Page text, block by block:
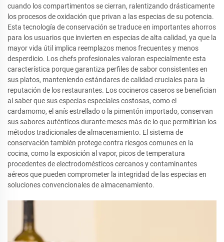
cuando los compartimentos se cierran, ralentizando drásticamente
los procesos de oxidación que privan a las especias de su potencia.
Esta tecnología de conservación se traduce en importantes ahorros
para los usuarios que invierten en especias de alta calidad, ya que la
mayor vida útil implica reemplazos menos frecuentes y menos
desperdicio. Los chefs profesionales valoran especialmente esta
característica porque garantiza perfiles de sabor consistentes en
sus platos, manteniendo estándares de calidad cruciales para la
reputación de los restaurantes. Los cocineros caseros se benefician
al saber que sus especias especiales costosas, como el
cardamomo, el anís estrellado o la pimentón importado, conservan
sus sabores auténticos durante meses más de lo que permitirían los
métodos tradicionales de almacenamiento. El sistema de
conservación también protege contra riesgos comunes en la
cocina, como la exposición al vapor, picos de temperatura
procedentes de electrodomésticos cercanos y contaminantes
aéreos que pueden comprometer la integridad de las especias en
soluciones convencionales de almacenamiento.